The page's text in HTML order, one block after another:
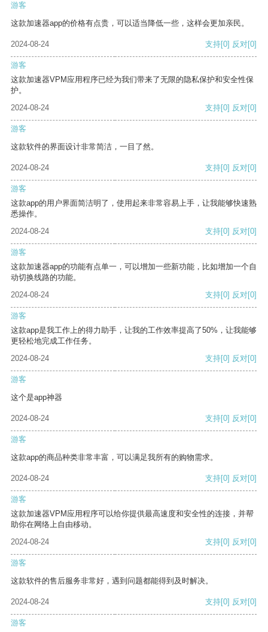
游客
这款加速器app的价格有点贵，可以适当降低一些，这样会更加亲民。
2024-08-24 支持[0] 反对[0]
游客
这款加速器VPM应用程序已经为我们带来了无限的隐私保护和安全性保
护。
2024-08-24
支持[0] 反对[0]
游客
这款软件的界面设计非常简洁，一目了然。
2024-08-24 支持[0] 反对[0]
游客
这款app的用户界面简洁明了，使用起来非常容易上手，让我能够快速熟
悉操作。
2024-08-24
支持[0] 反对[0]
游客
这款加速器app的功能有点单一，可以增加一些新功能，比如增加一个自
动切换线路的功能。
2024-08-24
支持[0] 反对[0]
游客
这款app是我工作上的得力助手，让我的工作效率提高了50%，让我能够
更轻松地完成工作任务。
2024-08-24
支持[0] 反对[0]
游客
这个是app神器
2024-08-24 支持[0] 反对[0]
游客
这款app的商品种类非常丰富，可以满足我所有的购物需求。
2024-08-24 支持[0] 反对[0]
游客
这款加速器VPM应用程序可以给你提供最高速度和安全性的连接，并帮
助你在网络上自由移动。
2024-08-24
支持[0] 反对[0]
游客
这款软件的售后服务非常好，遇到问题都能得到及时解决。
2024-08-24 支持[0] 反对[0]
游客